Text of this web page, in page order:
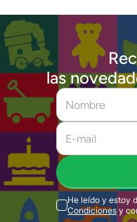
las
He leído y estoy
Condiciones y